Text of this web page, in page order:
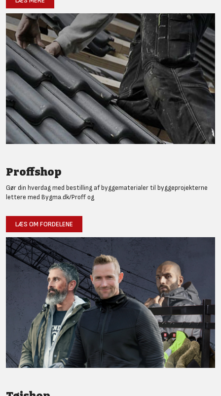
Proffshop
Gør din hverdag med bestilling af byggematerialer til byggeprojekterne
lettere med Bygma.dk/Proff og
LÆS OM FORDELENE